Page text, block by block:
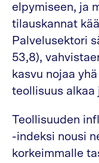
elpymiseen, ja
tilauskannat
Palvelusektori
53,8),
kasvu nojaa
teollisuus alkaa
Teollisuuden
-indeksi nousi
korkeimmalle